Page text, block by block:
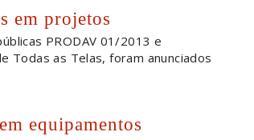
em projetos
PRODAV 01/2013 e
Todas as Telas, foram anunciados
equipamentos